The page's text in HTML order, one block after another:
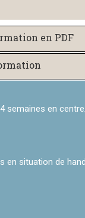
en PDF
semaines en
en situation de